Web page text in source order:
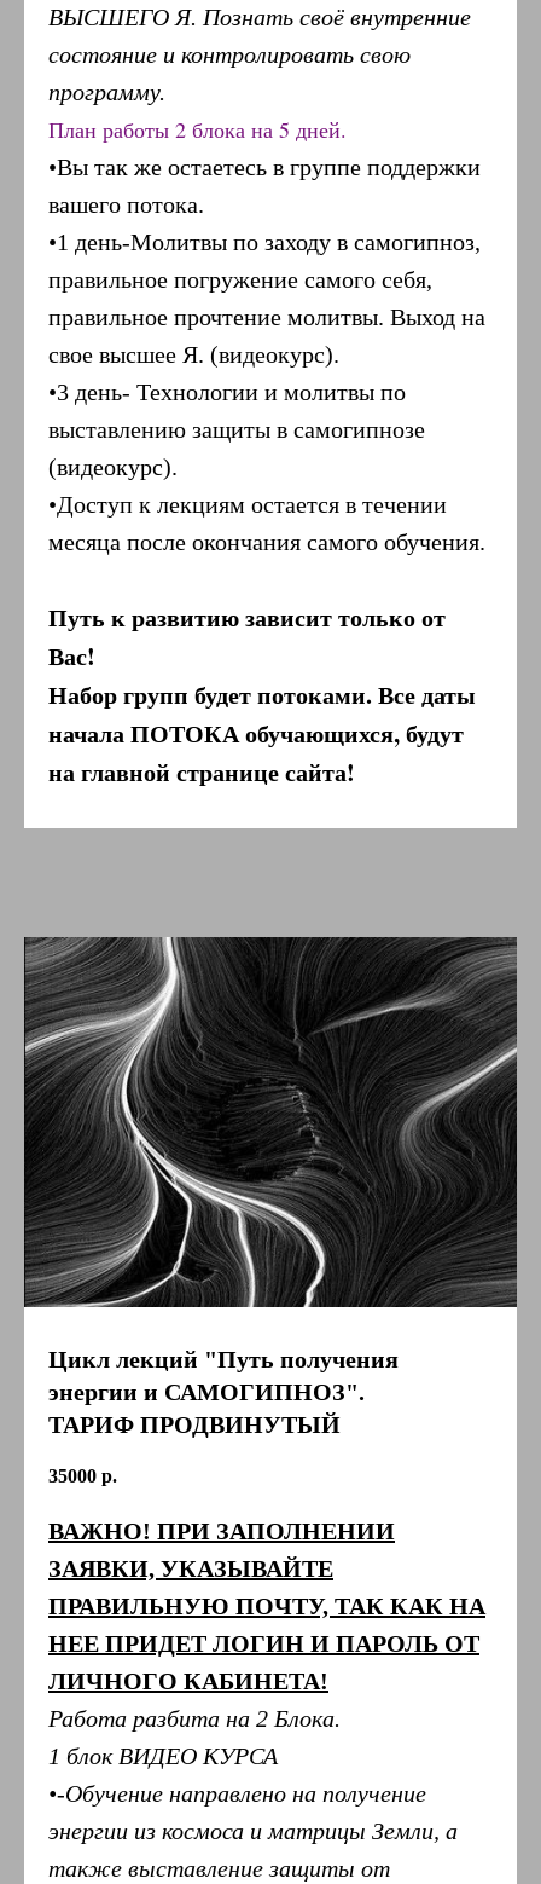
ВЫСШЕГО Я. Познать своё внутренние
состояние и контролировать свою
программу.
План работы 2 блока на 5 дней.
•Вы так же остаетесь в группе поддержки
вашего потока.
•1 день-Молитвы по заходу в самогипноз,
правильное погружение самого себя,
правильное прочтение молитвы. Выход на
свое высшее Я. (видеокурс).
•3 день- Технологии и молитвы по
выставлению защиты в самогипнозе
(видеокурс).
•Доступ к лекциям остается в течении
месяца после окончания самого обучения.
Путь к развитию зависит только от
Вас!
Набор групп будет потоками. Все даты
начала ПОТОКА обучающихся, будут
на главной странице сайта!
Цикл лекций "Путь получения
энергии и САМОГИПНОЗ".
ТАРИФ ПРОДВИНУТЫЙ
35000 р.
ВАЖНО! ПРИ ЗАПОЛНЕНИИ
ЗАЯВКИ, УКАЗЫВАЙТЕ
ПРАВИЛЬНУЮ ПОЧТУ, ТАК КАК НА
НЕЕ ПРИДЕТ ЛОГИН И ПАРОЛЬ ОТ
ЛИЧНОГО КАБИНЕТА!
Работа разбита на 2 Блока.
1 блок ВИДЕО КУРСА
•-Обучение направлено на получение
энергии из космоса и матрицы Земли, а
также выставление защиты от